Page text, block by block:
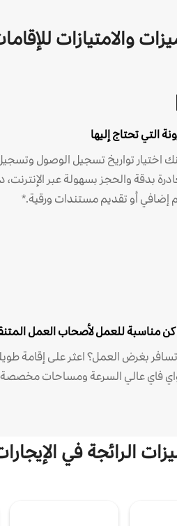
والامتيازات
التي تحتاج إليها
اختيار تواريخ تسجيل الوصول
بدقة والحجز بسهولة عبر الإنترنت،
إضافي أو تقديم مستندات ورقية.*
مناسبة للعمل لأصحاب العمل
بغرض العمل؟ اعثر على إقامة
فاي عالي السرعة ومساحات
الرائجة في